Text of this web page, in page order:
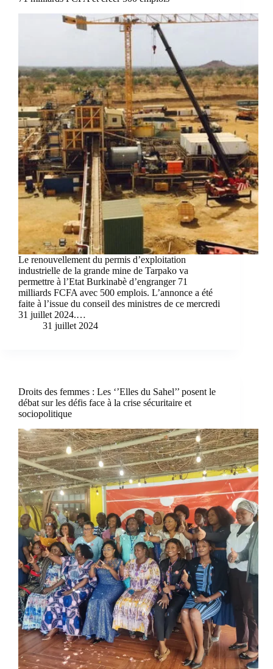
Le renouvellement du permis d’exploitation
industrielle de la grande mine de Tarpako va
permettre à l’Etat Burkinabè d’engranger 71
milliards FCFA avec 500 emplois. L’annonce a été
faite à l’issue du conseil des ministres de ce mercredi
31 juillet 2024.…
31 juillet 2024
Droits des femmes : Les ‘’Elles du Sahel’’ posent le
débat sur les défis face à la crise sécuritaire et
sociopolitique